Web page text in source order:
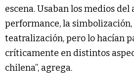
escena. Usaban los medios del
performance, la simbolización,
teatralización, pero lo hacían
críticamente en distintos
chilena”, agrega.